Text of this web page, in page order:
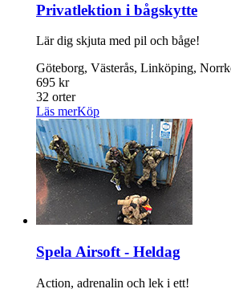
Privatlektion i bågskytte
Lär dig skjuta med pil och båge!
Göteborg, Västerås, Linköping,
695 kr
32 orter
Läs merKöp
Spela Airsoft - Heldag
Action, adrenalin och lek i ett!